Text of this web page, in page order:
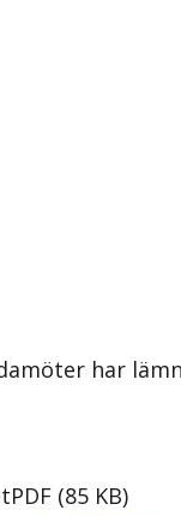
har
PDF (85 KB)